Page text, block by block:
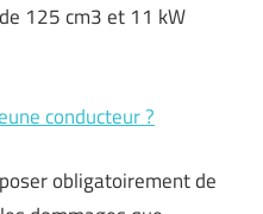
125 cm3 et 11 kW
conducteur ?
obligatoirement de